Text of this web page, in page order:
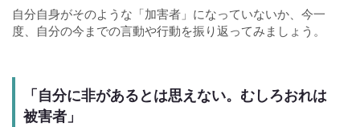
自分自身がそのような「加害者」になっていないか、今一
度、自分の今までの言動や行動を振り返ってみましょう。
「自分に非があるとは思えない。むしろおれは
被害者」